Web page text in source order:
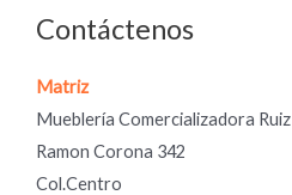
Contáctenos
Matriz
Mueblería Comercializadora Ruiz
Ramon Corona 342
Col.Centro